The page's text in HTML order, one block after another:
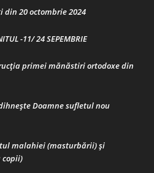
din 20 octombrie 2024
-11/ 24 SEPEMBRIE
primei mănăstiri ortodoxe din
Doamne sufletul nou
malahiei (masturbării) şi
copii)